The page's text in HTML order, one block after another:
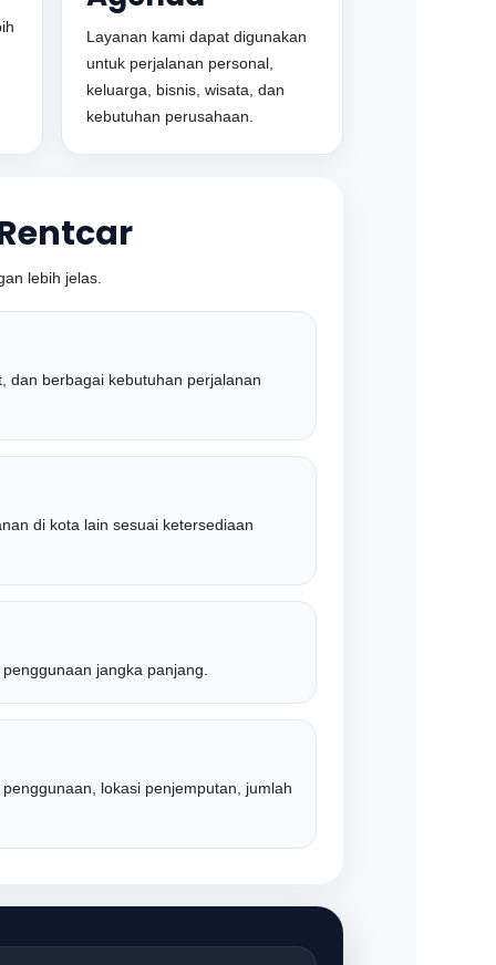
Layanan kami dapat digunakan
untuk perjalanan personal,
keluarga, bisnis, wisata, dan
kebutuhan perusahaan.
lebih jelas.
dan berbagai kebutuhan perjalanan
di kota lain sesuai ketersediaan
jangka panjang.
lokasi penjemputan, jumlah